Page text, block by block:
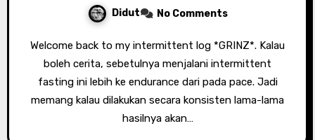
Didut No Comments
Welcome back to my intermittent log *GRINZ*. Kalau
boleh cerita, sebetulnya menjalani intermittent
fasting ini lebih ke endurance dari pada pace. Jadi
memang kalau dilakukan secara konsisten lama-lama
hasilnya akan…